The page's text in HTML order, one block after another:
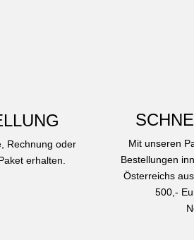
Rechnung oder
erhalten.
Mit unseren
Bestellungen
Österreichs
500,-